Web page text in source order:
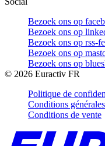
Bezoek ons op
Bezoek ons op
Bezoek ons op rss-
Bezoek ons op
Bezoek ons op
© 2026 Euractiv FR
Politique de
Conditions générales
Conditions de vente